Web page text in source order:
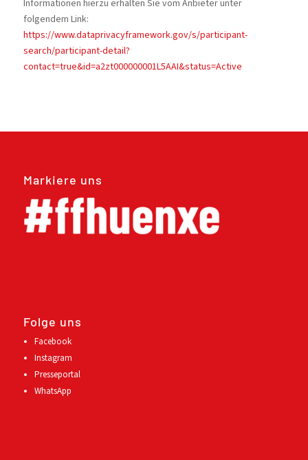
Informationen hierzu erhalten Sie vom Anbieter unter
folgendem Link:
https://www.dataprivacyframework.gov/s/participant-
search/participant-detail?
contact=true&id=a2zt000000001L5AAI&status=Active
Markiere uns
Folge uns
Facebook
Instagram
Presseportal
WhatsApp